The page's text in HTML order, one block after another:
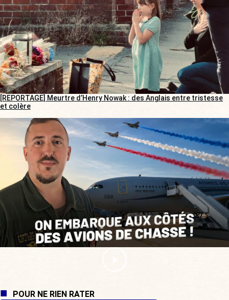
[REPORTAGE] Meurtre d’Henry Nowak : des Anglais entre tristesse
et colère
POUR NE RIEN RATER